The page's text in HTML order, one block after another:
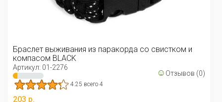
из паракорда со свистком и
4.25 всего 4
28 р.
Уведомить